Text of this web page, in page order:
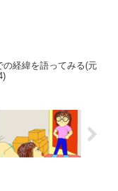
の経緯を語ってみる(元